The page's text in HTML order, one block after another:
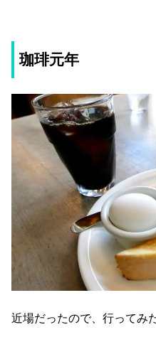
珈琲元年
近場だったので、行ってみ